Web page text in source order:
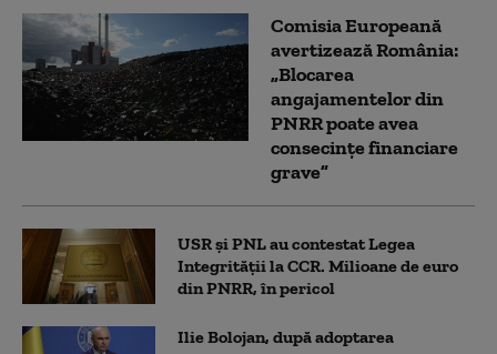
Comisia Europeană
avertizează România:
„Blocarea
angajamentelor din
PNRR poate avea
consecințe financiare
grave”
USR și PNL au contestat Legea
Integrității la CCR. Milioane de euro
din PNRR, în pericol
Ilie Bolojan, după adoptarea